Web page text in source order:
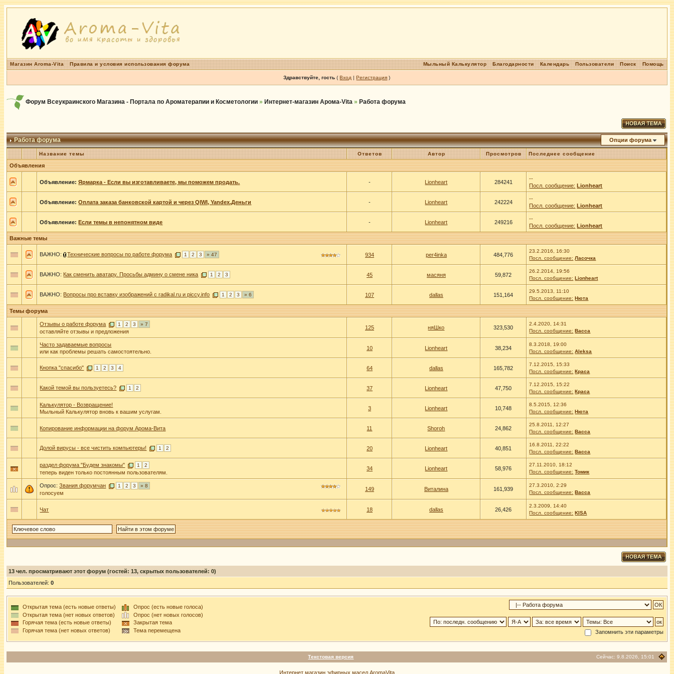
Магазин Aroma-Vita Правила и условия использования форума Помощь
Поиск
Пользователи
Календарь
Благодарности
Мыльный Калькулятор
Здравствуйте, гость (Вход |Регистрация )
Форум Всеукраинского Магазина - Портала по Ароматерапии и Косметологии » Интернет-магазин Арома-Vita » Работа форума
Работа форума Опции форума
Название темы Ответов Автор Просмотров Последнее сообщение
Объявления
Объявление:Ярмарка - Если вы изготавливаете, мы поможем продать. - Lionheart 284241
--
Посл. сообщение: Lionheart
Объявление:Оплата заказа банковской картой и через QIWI, Yandex.Деньги - Lionheart 242224
--
Посл. сообщение: Lionheart
Объявление:Если темы в непонятном виде - Lionheart 249216
--
Посл. сообщение: Lionheart
Важные темы
ВАЖНО: Технические вопросы по работе форума 1 2 3 » 47 934 per4inka 484,776
23.2.2016, 16:30
Посл. сообщение: Ласочка
ВАЖНО: Как сменить аватару. Просьбы админу о смене ника 1 2 3 45 масяня 59,872
26.2.2014, 19:56
Посл. сообщение: Lionheart
ВАЖНО: Вопросы про вставку изображений с radikal.ru и piccy.info 1 2 3 » 6 107 dallas 151,164
29.5.2013, 11:10
Посл. сообщение: Нюта
Темы форума
Отзывы о работе форума 1 2 3 » 7
оставляйте отзывы и предложения
125 няШко 323,530
2.4.2020, 14:31
Посл. сообщение: Васса
Часто задаваемые вопросы
или как проблемы решать самостоятельно.
10 Lionheart 38,234
8.3.2018, 19:00
Посл. сообщение: Aleksa
Кнопка "спасибо" 1 2 3 4 64 dallas 165,782
7.12.2015, 15:33
Посл. сообщение: Краса
Какой темой вы пользуетесь? 1 2 37 Lionheart 47,750
7.12.2015, 15:22
Посл. сообщение: Краса
Калькулятор - Возвращение!
Мыльный Калькулятор вновь к вашим услугам.
3 Lionheart 10,748
8.5.2015, 12:36
Посл. сообщение: Нюта
Копирование информации на форум Арома-Вита 11 Shoroh 24,862
25.8.2011, 12:27
Посл. сообщение: Васса
Долой вирусы - все чистить компьютеры! 1 2 20 Lionheart 40,851
16.8.2011, 22:22
Посл. сообщение: Васса
раздел форума "Будем знакомы" 1 2
теперь виден только постоянным пользователям.
34 Lionheart 58,976
27.11.2010, 18:12
Посл. сообщение: Томик
Опрос:Звания форумчан 1 2 3 » 8
голосуем
149 Виталина 161,939
27.3.2010, 2:29
Посл. сообщение: Васса
Чат 18 dallas 26,426
2.3.2009, 14:40
Посл. сообщение: KISA
13 чел. просматривают этот форум (гостей: 13, скрытых пользователей: 0)
Пользователей:0
Открытая тема (есть новые ответы)
Открытая тема (нет новых ответов)
Горячая тема (есть новые ответы)
Горячая тема (нет новых ответов)
Опрос (есть новые голоса)
Опрос (нет новых голосов)
Закрытая тема
Тема перемещена
Запомнить эти параметры
Текстовая версия Сейчас: 9.8.2026, 15:01
Интернет магазин эфирных масел AromaVita